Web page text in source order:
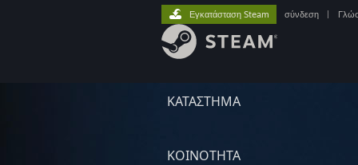
ΚΑΤΑΣΤΗΜΑ
ΚΟΙΝΟΤΗΤΑ
Εγκατάσταση Steam σύνδεση